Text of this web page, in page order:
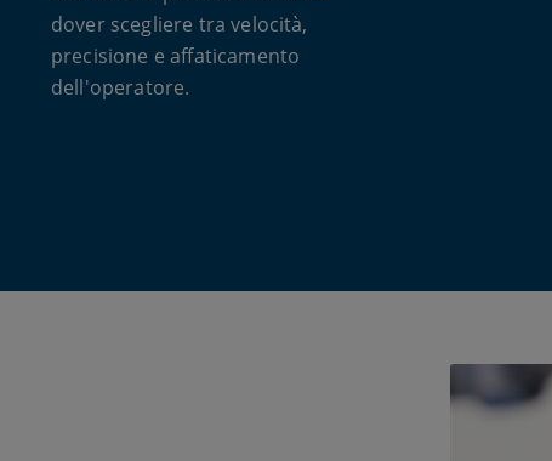
dover scegliere tra velocità,
precisione e affaticamento
dell'operatore.